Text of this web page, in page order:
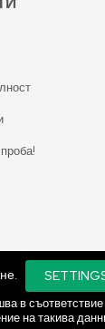
в
на такива